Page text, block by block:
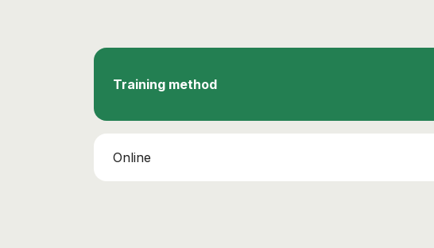
Training method
Online